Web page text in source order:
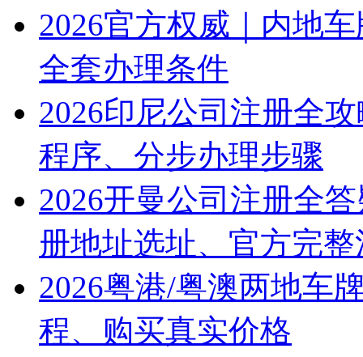
2026官方权威｜内地
全套办理条件
2026印尼公司注册全
程序、分步办理步骤
2026开曼公司注册全
册地址选址、官方完
2026粤港/粤澳两地车
程、购买真实价格